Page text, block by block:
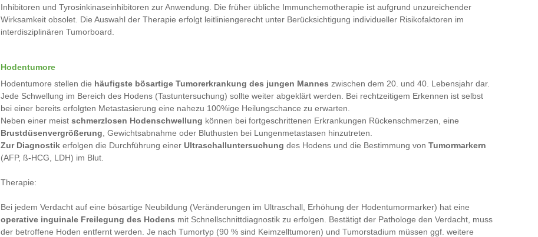
Inhibitoren und Tyrosinkinaseinhibitoren zur Anwendung. Die früher übliche Immunchemotherapie ist aufgrund unzureichender
Wirksamkeit obsolet. Die Auswahl der Therapie erfolgt leitliniengerecht unter Berücksichtigung individueller Risikofaktoren im
interdisziplinären Tumorboard.
Hodentumore
Hodentumore stellen die häufigste bösartige Tumorerkrankung des jungen Mannes zwischen dem 20. und 40. Lebensjahr dar.
Jede Schwellung im Bereich des Hodens (Tastuntersuchung) sollte weiter abgeklärt werden. Bei rechtzeitigem Erkennen ist selbst
bei einer bereits erfolgten Metastasierung eine nahezu 100%ige Heilungschance zu erwarten.
Neben einer meist schmerzlosen Hodenschwellung können bei fortgeschrittenen Erkrankungen Rückenschmerzen, eine
Brustdüsenvergrößerung , Gewichtsabnahme oder Bluthusten bei Lungenmetastasen hinzutreten.
Zur Diagnostik erfolgen die Durchführung einer Ultraschalluntersuchung des Hodens und die Bestimmung von Tumormarkern
(AFP, ß-HCG, LDH) im Blut.
Therapie:
Bei jedem Verdacht auf eine bösartige Neubildung (Veränderungen im Ultraschall, Erhöhung der Hodentumormarker) hat eine
operative inguinale Freilegung des Hodens mit Schnellschnittdiagnostik zu erfolgen. Bestätigt der Pathologe den Verdacht, muss
der betroffene Hoden entfernt werden. Je nach Tumortyp (90 % sind Keimzelltumoren) und Tumorstadium müssen ggf. weitere